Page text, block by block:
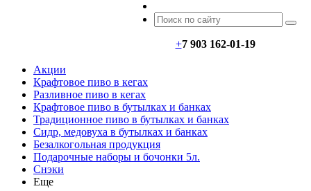
+7 903 162-01-19
Акции
Крафтовое пиво в кегах
Разливное пиво в кегах
Крафтовое пиво в бутылках и банках
Традиционное пиво в бутылках и банках
Сидр, медовуха в бутылках и банках
Безалкогольная продукция
Подарочные наборы и бочонки 5л.
Снэки
Еще